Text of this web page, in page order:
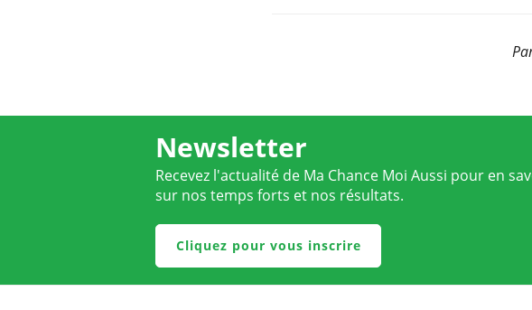
Newsletter
Recevez l'actualité de Ma Chance Moi Aussi pour en
sur nos temps forts et nos résultats.
Cliquez pour vous inscrire